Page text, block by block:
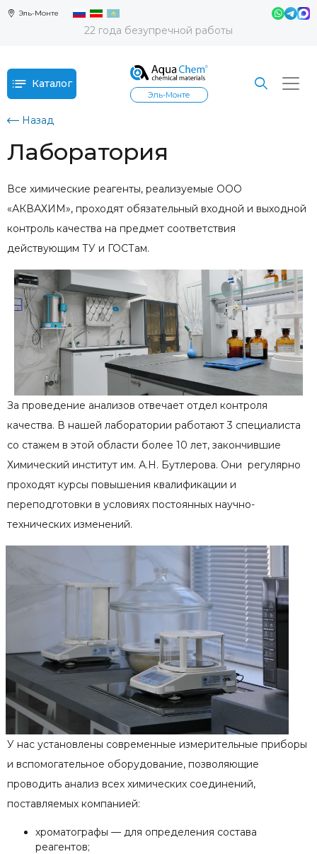
Эль-Монте
22 года безупречной работы
Каталог
Эль-Монте
Назад
Лаборатория
Все химические реагенты, реализуемые ООО
«АКВАХИМ», проходят обязательный входной и выходной
контроль качества на предмет соответствия
действующим ТУ и ГОСТам.
За проведение анализов отвечает отдел контроля
качества. В нашей лаборатории работают 3 специалиста
со стажем в этой области более 10 лет, закончившие
Химический институт им. А.Н. Бутлерова. Они регулярно
проходят курсы повышения квалификации и
переподготовки в условиях постоянных научно-
технических изменений.
У нас установлены современные измерительные приборы
и вспомогательное оборудование, позволяющие
проводить анализ всех химических соединений,
поставляемых компанией:
хроматографы — для определения состава
реагентов;